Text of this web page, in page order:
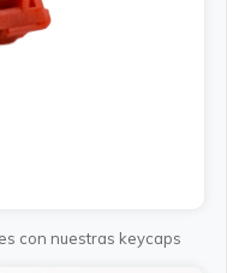
con nuestras keycaps